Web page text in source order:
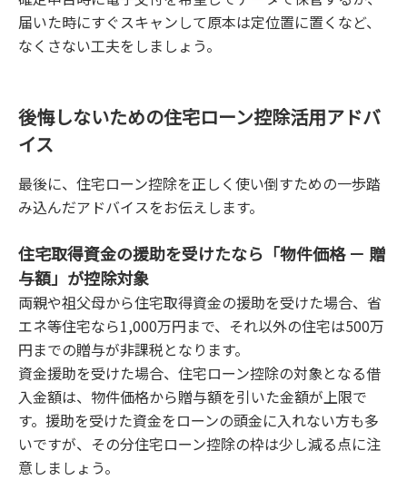
届いた時にすぐスキャンして原本は定位置に置くなど、
なくさない工夫をしましょう。
後悔しないための住宅ローン控除活用アドバ
イス
最後に、住宅ローン控除を正しく使い倒すための一歩踏
み込んだアドバイスをお伝えします。
住宅取得資金の援助を受けたなら「物件価格 － 贈
与額」が控除対象
両親や祖父母から住宅取得資金の援助を受けた場合、省
エネ等住宅なら1,000万円まで、それ以外の住宅は500万
円までの贈与が非課税となります。
資金援助を受けた場合、住宅ローン控除の対象となる借
入金額は、物件価格から贈与額を引いた金額が上限で
す。援助を受けた資金をローンの頭金に入れない方も多
いですが、その分住宅ローン控除の枠は少し減る点に注
意しましょう。